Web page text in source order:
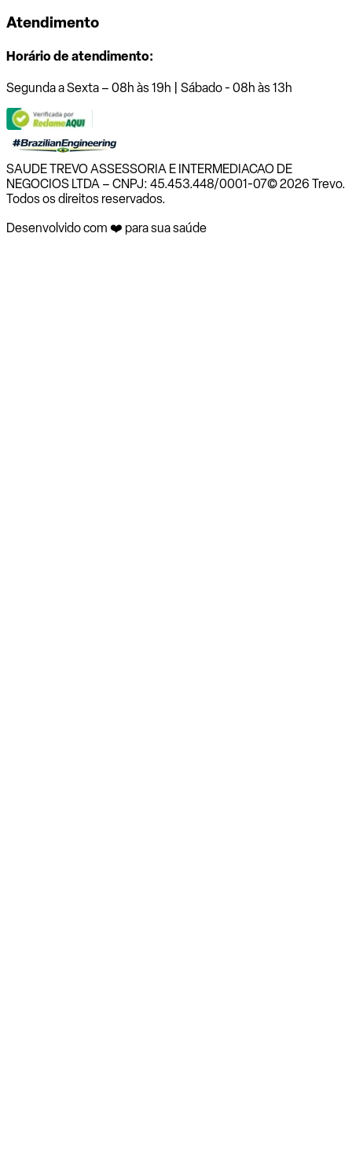
Atendimento
Horário de atendimento:
Segunda a Sexta – 08h às 19h | Sábado - 08h às 13h
SAUDE TREVO ASSESSORIA E INTERMEDIACAO DE
NEGOCIOS LTDA – CNPJ: 45.453.448/0001-07© 2026 Trevo.
Todos os direitos reservados.
Desenvolvido com ❤️ para sua saúde